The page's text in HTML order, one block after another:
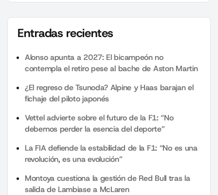
Entradas recientes
Alonso apunta a 2027: El bicampeón no
contempla el retiro pese al bache de Aston Martin
¿El regreso de Tsunoda? Alpine y Haas barajan el
fichaje del piloto japonés
Vettel advierte sobre el futuro de la F1: “No
debemos perder la esencia del deporte”
La FIA defiende la estabilidad de la F1: “No es una
revolución, es una evolución”
Montoya cuestiona la gestión de Red Bull tras la
salida de Lambiase a McLaren